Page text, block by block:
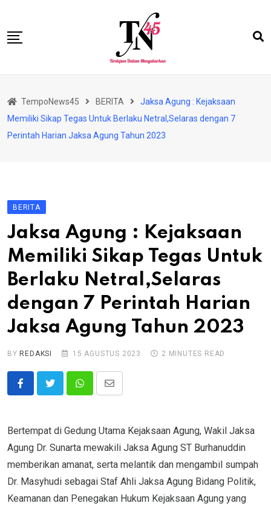
content
BISNIS
HUKRIM
PENDIDIKAN
TempoNews45 BERITA
Jaksa Agung : Kejaksaan
Memiliki Sikap Tegas Untuk Berlaku Netral,Selaras dengan 7
Perintah Harian Jaksa Agung Tahun 2023
BERITA
Jaksa Agung : Kejaksaan
Memiliki Sikap Tegas Untuk
Berlaku Netral,Selaras
dengan 7 Perintah Harian
Jaksa Agung Tahun 2023
BY REDAKSI 15 AGUSTUS 2023 2 MINUTES READ
WhatsappShare
Email
Bertempat di Gedung Utama Kejaksaan Agung, Wakil Jaksa
Agung Dr. Sunarta mewakili Jaksa Agung ST Burhanuddin
memberikan amanat, serta melantik dan mengambil sumpah
Dr. Masyhudi sebagai Staf Ahli Jaksa Agung Bidang Politik,
Keamanan dan Penegakan Hukum Kejaksaan Agung yang